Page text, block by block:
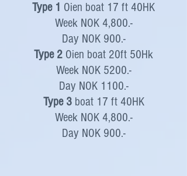
Type 1 Oien boat 17 ft 40HK
Week NOK 4,800.-
Day NOK 900.-
Type 2 Oien boat 20ft 50Hk
Week NOK 5200.-
Day NOK 1100.-
Type 3boat 17 ft 40HK
Week NOK 4,800.-
Day NOK 900.-